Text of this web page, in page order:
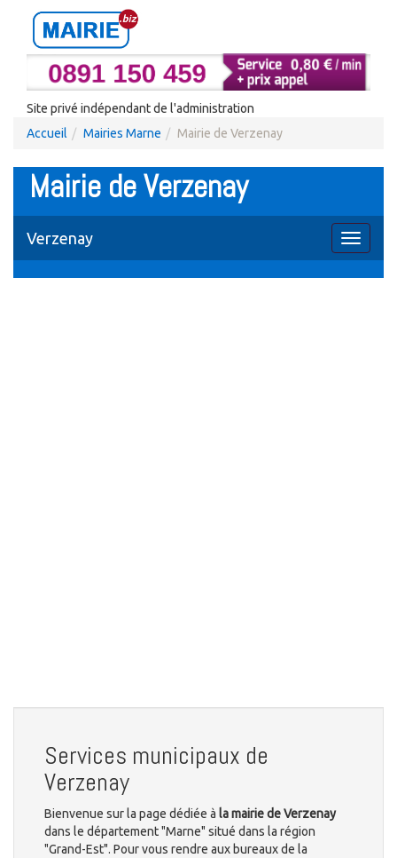
Site privé indépendant de l'administration
Accueil
Mairies Marne Mairie de Verzenay
Mairie de Verzenay
Toggle
Verzenay
Services municipaux de
Verzenay
Bienvenue sur la page dédiée à la mairie de Verzenay
dans le département "Marne" situé dans la région
"Grand-Est". Pour vous rendre aux bureaux de la